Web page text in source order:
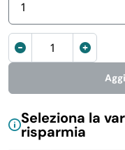
1
Custodia
per
natalizie
46x25x38
cm
Seleziona la
risparmia